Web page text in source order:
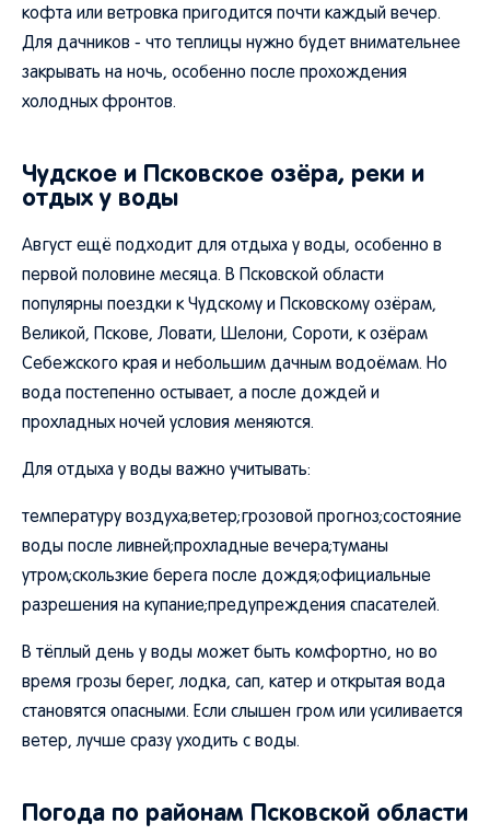
кофта или ветровка пригодится почти каждый вечер.
Для дачников - что теплицы нужно будет внимательнее
закрывать на ночь, особенно после прохождения
холодных фронтов.
Чудское и Псковское озёра, реки и
отдых у воды
Август ещё подходит для отдыха у воды, особенно в
первой половине месяца. В Псковской области
популярны поездки к Чудскому и Псковскому озёрам,
Великой, Пскове, Ловати, Шелони, Сороти, к озёрам
Себежского края и небольшим дачным водоёмам. Но
вода постепенно остывает, а после дождей и
прохладных ночей условия меняются.
Для отдыха у воды важно учитывать:
температуру воздуха;ветер;грозовой прогноз;состояние
воды после ливней;прохладные вечера;туманы
утром;скользкие берега после дождя;официальные
разрешения на купание;предупреждения спасателей.
В тёплый день у воды может быть комфортно, но во
время грозы берег, лодка, сап, катер и открытая вода
становятся опасными. Если слышен гром или усиливается
ветер, лучше сразу уходить с воды.
Погода по районам Псковской области